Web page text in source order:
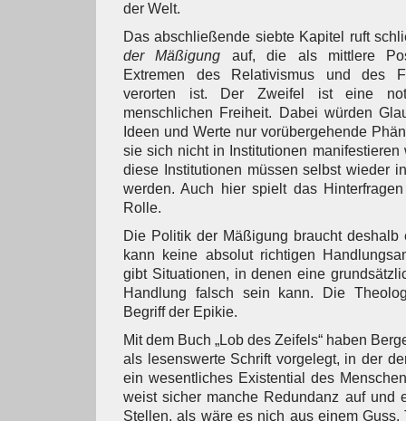
der Welt.
Das abschließende siebte Kapitel ruft
der Mäßigung auf, die als mittlere
Extremen des Relativismus und des
verorten ist. Der Zweifel ist eine
menschlichen Freiheit. Dabei würden
Ideen und Werte nur vorübergehende
sie sich nicht in Institutionen manifestieren
diese Institutionen müssen selbst wieder
werden. Auch hier spielt das
Rolle.
Die Politik der Mäßigung braucht
kann keine absolut richtigen
gibt Situationen, in denen eine
Handlung falsch sein kann. Die
Begriff der Epikie.
Mit dem Buch „Lob des Zeifels“ haben
als lesenswerte Schrift vorgelegt, in der
ein wesentliches Existential des
weist sicher manche Redundanz auf und
Stellen, als wäre es nich aus einem Guss.